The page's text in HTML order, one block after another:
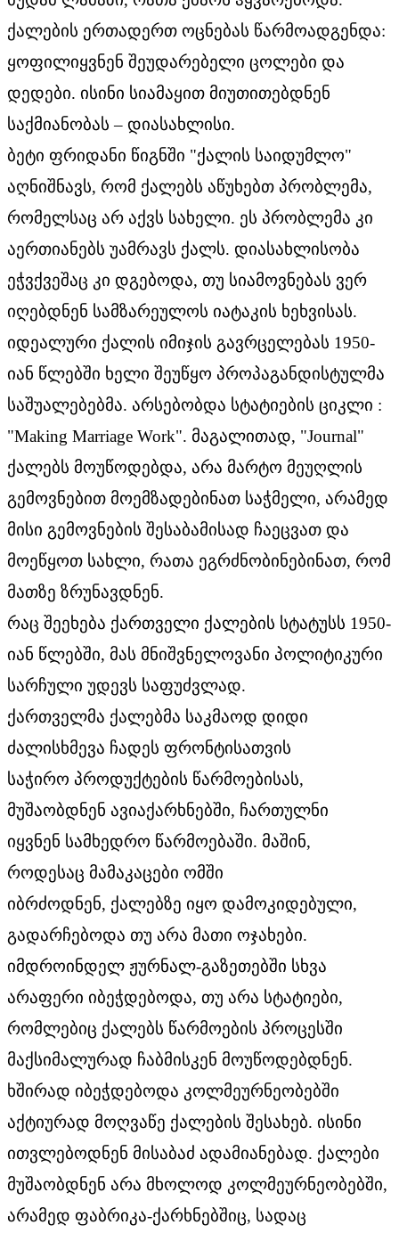
ქალების ერთადერთ ოცნებას წარმოადგენდა:
ყოფილიყვნენ შეუდარებელი ცოლები და
დედები. ისინი სიამაყით მიუთითებდნენ
საქმიანობას – დიასახლისი.
ბეტი ფრიდანი წიგნში "ქალის საიდუმლო"
აღნიშნავს, რომ ქალებს აწუხებთ პრობლემა,
რომელსაც არ აქვს სახელი. ეს პრობლემა კი
აერთიანებს უამრავს ქალს. დიასახლისობა
ეჭვქვეშაც კი დგებოდა, თუ სიამოვნებას ვერ
იღებდნენ სამზარეულოს იატაკის ხეხვისას.
იდეალური ქალის იმიჯის გავრცელებას 1950-
იან წლებში ხელი შეუწყო პროპაგანდისტულმა
საშუალებებმა. არსებობდა სტატიების ციკლი :
"Making Marriage Work". მაგალითად, "Journal"
ქალებს მოუწოდებდა, არა მარტო მეუღლის
გემოვნებით მოემზადებინათ საჭმელი, არამედ
მისი გემოვნების შესაბამისად ჩაეცვათ და
მოეწყოთ სახლი, რათა ეგრძნობინებინათ, რომ
მათზე ზრუნავდნენ.
რაც შეეხება ქართველი ქალების სტატუსს 1950-
იან წლებში, მას მნიშვნელოვანი პოლიტიკური
სარჩული უდევს საფუძვლად.
ქართველმა ქალებმა საკმაოდ დიდი
ძალისხმევა ჩადეს ფრონტისათვის
საჭირო პროდუქტების წარმოებისას,
მუშაობდნენ ავიაქარხნებში, ჩართულნი
იყვნენ სამხედრო წარმოებაში. მაშინ,
როდესაც მამაკაცები ომში
იბრძოდნენ, ქალებზე იყო დამოკიდებული,
გადარჩებოდა თუ არა მათი ოჯახები.
იმდროინდელ ჟურნალ-გაზეთებში სხვა
არაფერი იბეჭდებოდა, თუ არა სტატიები,
რომლებიც ქალებს წარმოების პროცესში
მაქსიმალურად ჩაბმისკენ მოუწოდებდნენ.
ხშირად იბეჭდებოდა კოლმეურნეობებში
აქტიურად მოღვაწე ქალების შესახებ. ისინი
ითვლებოდნენ მისაბაძ ადამიანებად. ქალები
მუშაობდნენ არა მხოლოდ კოლმეურნეობებში,
არამედ ფაბრიკა-ქარხნებშიც, სადაც